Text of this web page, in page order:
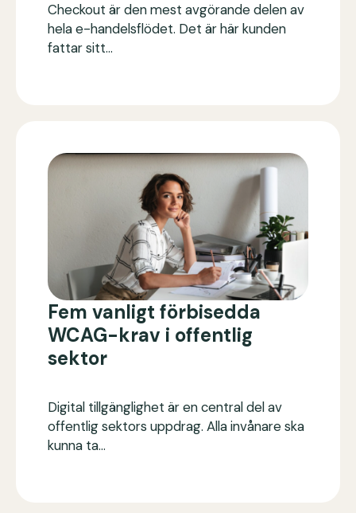
Checkout är den mest avgörande delen av
hela e-handelsflödet. Det är här kunden
fattar sitt…
Fem vanligt förbisedda
WCAG-krav i offentlig
sektor
Digital tillgänglighet är en central del av
offentlig sektors uppdrag. Alla invånare ska
kunna ta…